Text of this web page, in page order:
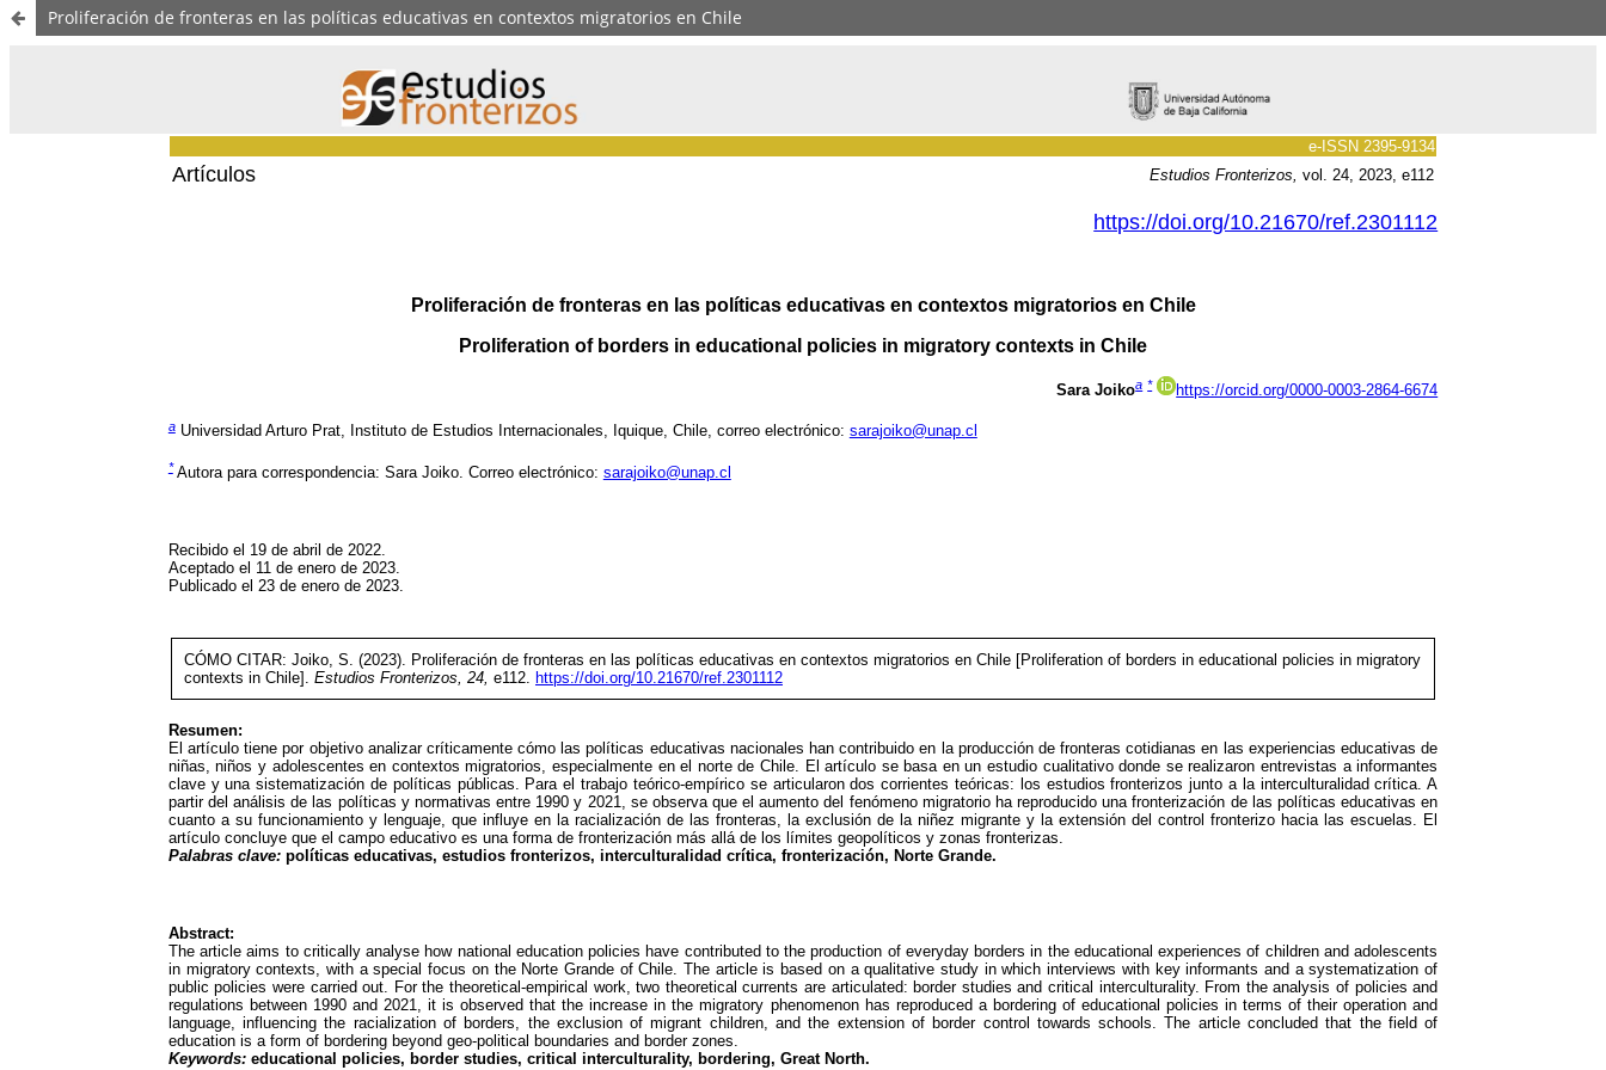
Proliferación de fronteras en las políticas educativas en contextos migratorios en Chile